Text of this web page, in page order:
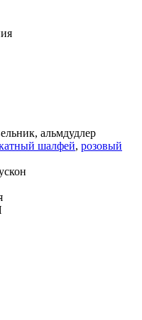
альмдудлер
шалфей, розовый